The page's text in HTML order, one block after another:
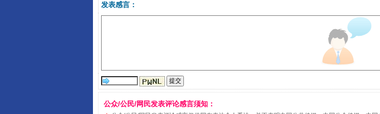
受贿1.44亿！段成刚被判无期
发表感言：
公众/公民/网民发表评论感言须知：